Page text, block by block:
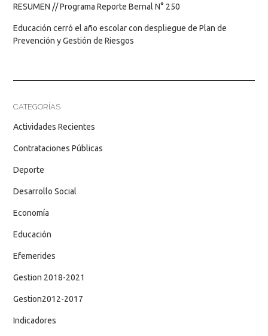
RESUMEN // Programa Reporte Bernal N° 250
Educación cerró el año escolar con despliegue de Plan de
Prevención y Gestión de Riesgos
CATEGORÍAS
Actividades Recientes
Contrataciones Públicas
Deporte
Desarrollo Social
Economía
Educación
Efemerides
Gestion 2018-2021
Gestion2012-2017
Indicadores